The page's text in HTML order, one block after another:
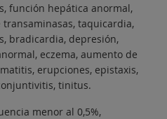
función hepática anormal,
taquicardia,
bradicardia, depresión,
eczema, aumento de
erupciones, epistaxis,
tinitus.
menor al 0,5%,